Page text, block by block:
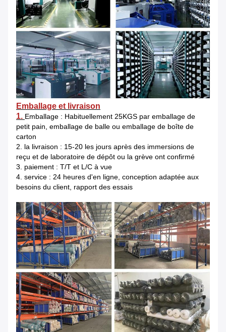
Emballage et livraison
1. Emballage : Habituellement 25KGS par emballage de
petit pain, emballage de balle ou emballage de boîte de
carton
2. la livraison : 15-20 les jours après des immersions de
reçu et de laboratoire de dépôt ou la grève ont confirmé
3. paiement : T/T et L/C à vue
4. service : 24 heures d'en ligne, conception adaptée aux
besoins du client, rapport des essais